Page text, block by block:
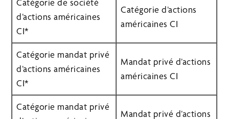
Catégorie de société
d’actions américaines
CI*
Catégorie d’actions
américaines CI
Catégorie mandat privé
d’actions américaines
CI*
Mandat privé d’actions
américaines CI
Catégorie mandat privé
Mandat privé d’actions